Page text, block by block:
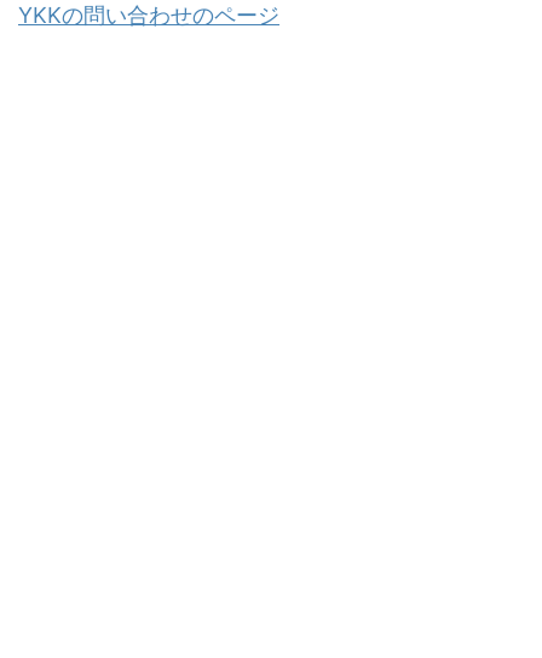
YKKの問い合わせのページ